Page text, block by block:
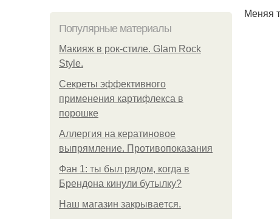
Популярные материалы
Макияж в рок-стиле. Glam Rock
Style.
Секреты эффективного
применения картифлекса в
порошке
Аллергия на кератиновое
выпрямление. Противопоказания
Фан 1: ты был рядом, когда в
Брендона кинули бутылку?
Нaш магaзин зaкрывaeтся.
Меняя